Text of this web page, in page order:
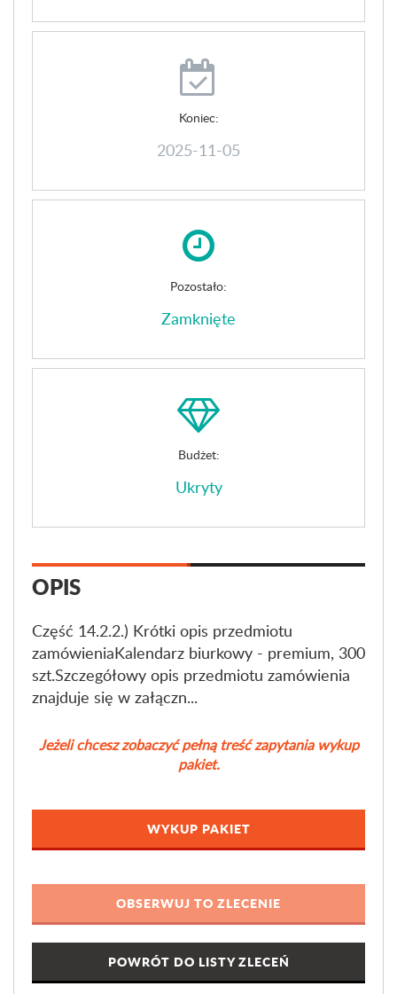
Koniec:
2025-11-05
Pozostało:
Zamknięte
Budżet:
Ukryty
OPIS
Część 14.2.2.) Krótki opis przedmiotu
zamówieniaKalendarz biurkowy - premium, 300
szt.Szczegółowy opis przedmiotu zamówienia
znajduje się w załączn...
Jeżeli chcesz zobaczyć pełną treść zapytania wykup
pakiet.
WYKUP PAKIET
POWRÓT DO LISTY ZLECEŃ